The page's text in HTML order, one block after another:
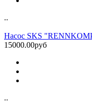
..
Насос SKS
15000.00руб
..